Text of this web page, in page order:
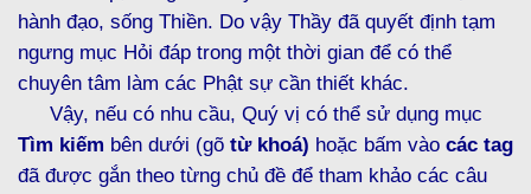
hành đạo, sống Thiền. Do vậy Thầy đã quyết định tạm
ngưng mục Hỏi đáp trong một thời gian để có thể
chuyên tâm làm các Phật sự cần thiết khác.
Vậy, nếu có nhu cầu, Quý vị có thể sử dụng mục
Tìm kiếm bên dưới (gõ từ khoá) hoặc bấm vào các tag
đã được gắn theo từng chủ đề để tham khảo các câu